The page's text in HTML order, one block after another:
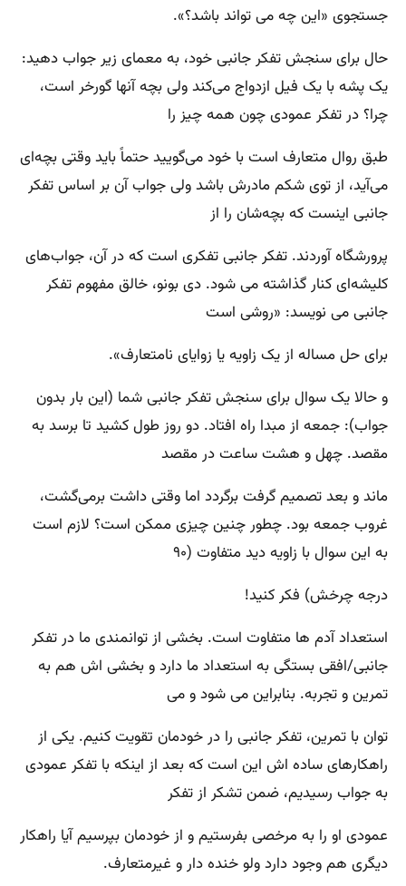
جستجوی «این چه می تواند باشد؟».
حال برای سنجش تفکر جانبی خود، به معمای زیر جواب دهید:
یک پشه با یک فیل ازدواج می‌کند ولی بچه آنها گورخر است،
چرا؟ در تفکر عمودی چون همه چیز را
طبق روال متعارف است با خود می‌گويید حتماً باید وقتی بچه‌ای
می‌آید، از توی شکم مادرش باشد ولی جواب آن بر اساس تفکر
جانبی اینست که بچه‌شان را از
پرورشگاه آوردند. تفکر جانبی تفکری است که در آن، جواب‌های
کلیشه‌ای کنار گذاشته می شود. دی بونو، خالق مفهوم تفکر
جانبی می نویسد: «روشی است
برای حل مساله از یک زاویه یا زوایای نامتعارف».
و حالا یک سوال برای سنجش تفکر جانبی شما (این بار بدون
جواب): جمعه از مبدا راه افتاد. دو روز طول کشید تا برسد به
مقصد. چهل و هشت ساعت در مقصد
ماند و بعد تصمیم گرفت برگردد اما وقتی داشت برمی‌گشت،
غروب جمعه بود. چطور چنین چیزی ممکن است؟ لازم است
به این سوال با زاویه دید متفاوت (۹۰
درجه چرخش) فکر کنید!
استعداد آدم ها متفاوت است. بخشی از توانمندی ما در تفکر
جانبی/افقی بستگی به استعداد ما دارد و بخشی اش هم به
تمرین و تجربه. بنابراین می شود و می
توان با تمرین، تفکر جانبی را در خودمان تقویت کنیم. یکی از
راهکارهای ساده اش این است که بعد از اینکه با تفکر عمودی
به جواب رسیدیم، ضمن تشکر از تفکر
عمودی او را به مرخصی بفرستیم و از خودمان بپرسیم آیا راهکار
دیگری هم وجود دارد ولو خنده دار و غیرمتعارف.